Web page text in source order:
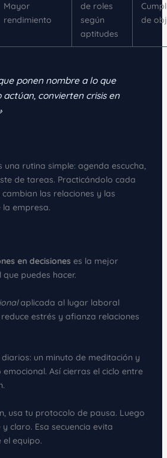
Mayor
rendimiento
de roles
según
aptitudes
de
ponen nombre a lo que
actúan, convierten crisis en
una rutina simple: agenda escucha,
de tareas. Practicándolo cada
las relaciones y las
la empresa.
en decisiones es la mejor
puedes hacer.
aplicada al lugar laboral
estrés y afianza relaciones
un minuto de meditación y
Así cierras el ciclo entre
usa tu protocolo de pausa. Luego
claro. Esa secuencia evita
equipo.